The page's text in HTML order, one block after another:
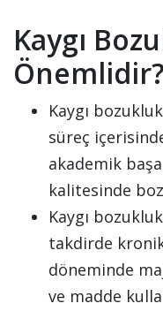
Kaygı
Önemlidir?
Kaygı
süreç
akademik
kalitesinde
Kaygı
takdirde
döneminde
ve madde